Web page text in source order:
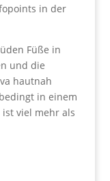
in der
Füße in
und die
hautnah
in einem
viel mehr als